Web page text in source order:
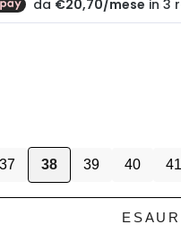
37 38 39 40 41